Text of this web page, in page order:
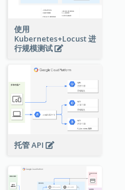
使用
Kubernetes+Locust 进
行规模测试
托管 API